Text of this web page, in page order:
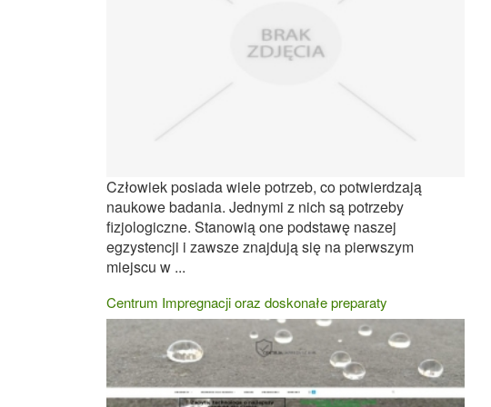
Człowiek posiada wiele potrzeb, co potwierdzają
naukowe badania. Jednymi z nich są potrzeby
fizjologiczne. Stanowią one podstawę naszej
egzystencji i zawsze znajdują się na pierwszym
miejscu w ...
Centrum Impregnacji oraz doskonałe preparaty